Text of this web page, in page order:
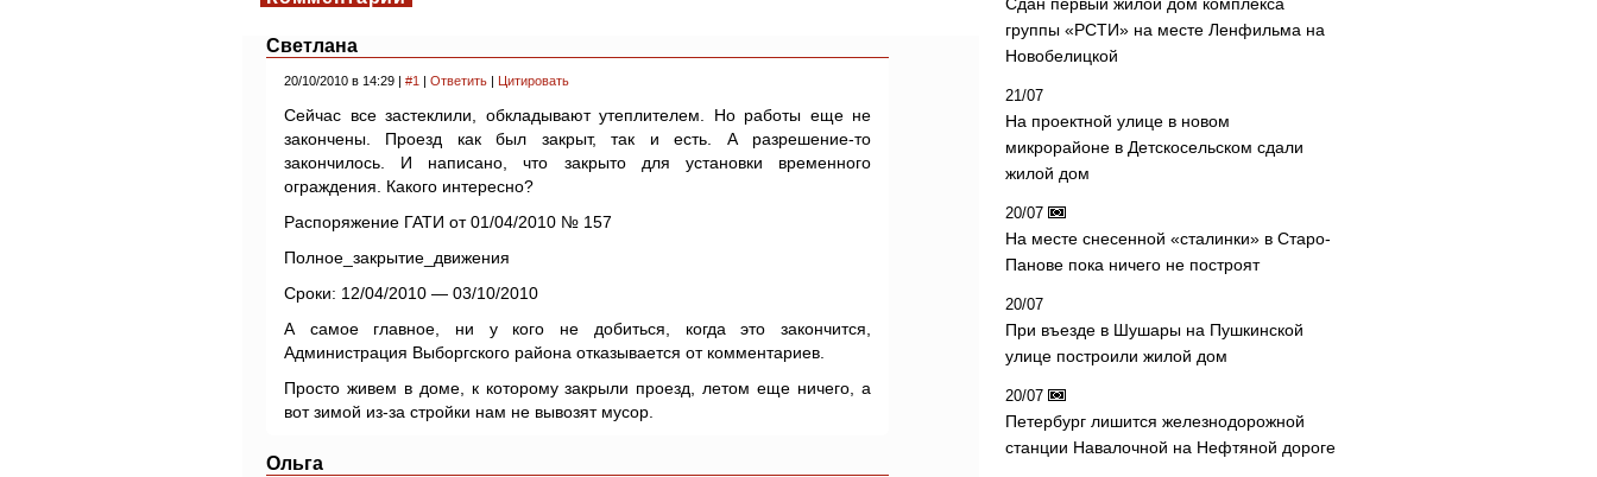
Светлана
20/10/2010 в 14:29 | #1 Ответить Цитировать
Сейчас все застеклили, обкладывают утеплителем. Но работы еще не
закончены. Проезд как был закрыт, так и есть. А разрешение-то
закончилось. И написано, что закрыто для установки временного
ограждения. Какого интересно?
Распоряжение ГАТИ от 01/04/2010 № 157
Полное_закрытие_движения
Сроки: 12/04/2010 — 03/10/2010
А самое главное, ни у кого не добиться, когда это закончится,
Администрация Выборгского района отказывается от комментариев.
Просто живем в доме, к которому закрыли проезд, летом еще ничего, а
вот зимой из-за стройки нам не вывозят мусор.
Ольга
группы «РСТИ» на месте Ленфильма на
Новобелицкой
21/07
На проектной улице в новом
микрорайоне в Детскосельском сдали
жилой дом
20/07
На месте снесенной «сталинки» в Старо-
Панове пока ничего не построят
20/07
При въезде в Шушары на Пушкинской
улице построили жилой дом
20/07
Петербург лишится железнодорожной
станции Навалочной на Нефтяной дороге